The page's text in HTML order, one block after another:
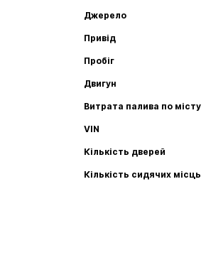
Джерело
Привід
Пробіг
Двигун
Витрата палива по місту
VIN
Кількість дверей
Кількість сидячих місць